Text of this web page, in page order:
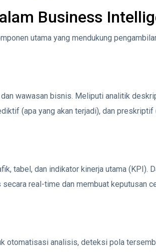
Business
utama yang mendukung
wawasan bisnis. Meliputi analitik
(apa yang akan terjadi), dan preskriptif
tabel, dan indikator kinerja utama (KPI).
real-time dan membuat keputusan
otomatisasi analisis, deteksi pola